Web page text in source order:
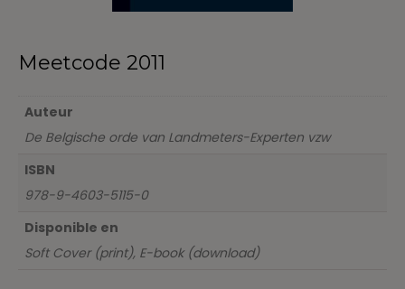
Meetcode 2011
Auteur
De Belgische orde van Landmeters-Experten vzw
ISBN
978-9-4603-5115-0
Disponible en
Soft Cover (print), E-book (download)